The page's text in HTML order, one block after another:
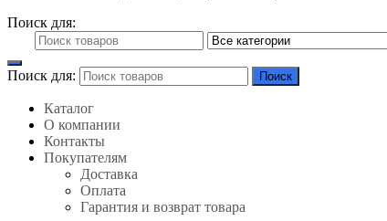
Поиск для:
Поиск для: Поиск
Каталог
О компании
Контакты
Покупателям
Доставка
Оплата
Гарантия и возврат товара